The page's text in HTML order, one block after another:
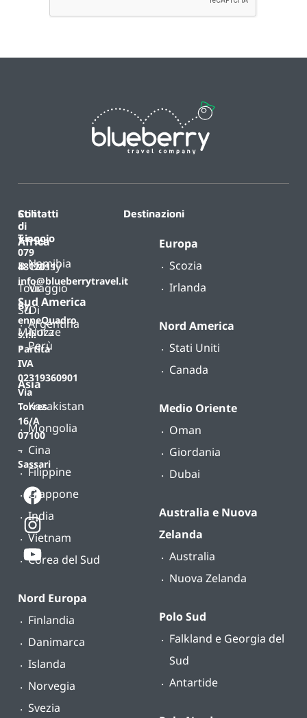
Contatti
T.
079
4812011
info@blueberrytravel.it
By
enneQuadro
s.r.l.
Partita
IVA
02319360901
Via
Torres
16/A
07100
–
Sassari
Destinazioni
Africa
Namibia
Sud America
Argentina
Perù
Asia
Kazakistan
Mongolia
Cina
Filippine
Giappone
India
Vietnam
Corea del Sud
Nord Europa
Finlandia
Danimarca
Islanda
Norvegia
Svezia
Europa
Scozia
Irlanda
Nord America
Stati Uniti
Canada
Medio Oriente
Oman
Giordania
Dubai
Australia e Nuova
Zelanda
Australia
Nuova Zelanda
Polo Sud
Falkland e Georgia del
Sud
Antartide
Stili
di
viaggio
B-
Tour
Su
Misura
Classy
Viaggio
Di
Nozze